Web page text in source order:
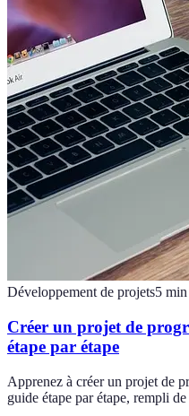
Développement de projets5 min
Créer un projet de
étape par étape
Apprenez à créer un projet de
guide étape par étape, rempli